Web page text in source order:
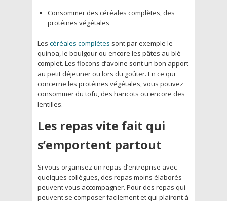
Consommer des céréales complètes, des
protéines végétales
Les céréales complètes sont par exemple le
quinoa, le boulgour ou encore les pâtes au blé
complet. Les flocons d’avoine sont un bon apport
au petit déjeuner ou lors du goûter. En ce qui
concerne les protéines végétales, vous pouvez
consommer du tofu, des haricots ou encore des
lentilles.
Les repas vite fait qui
s’emportent partout
Si vous organisez un repas d’entreprise avec
quelques collègues, des repas moins élaborés
peuvent vous accompagner. Pour des repas qui
peuvent se composer facilement et qui plairont à